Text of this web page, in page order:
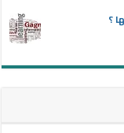
؟